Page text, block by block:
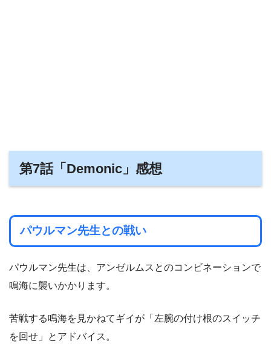
第7話「Demonic」感想
パウルマン先生との戦い
パウルマン先生は、アンゼルムスとのコンビネーションで
鳴海に襲いかかります。
苦戦する鳴海を見かねてギイが「左腕の付け根のスイッチ
を回せ」とアドバイス。